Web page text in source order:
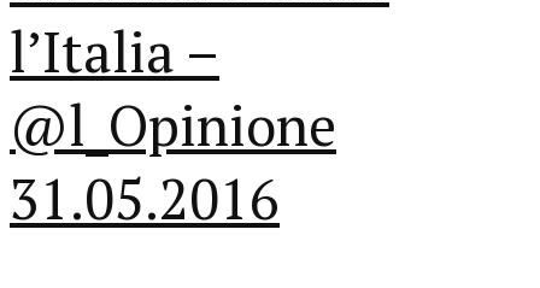
l’Italia –
@l_Opinione
31.05.2016